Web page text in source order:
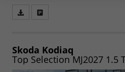
speichern/drucken
Skoda Kodiaq
Top Selection MJ2027 1.5